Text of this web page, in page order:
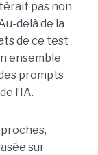
pas non
delà de la
de ce test
ensemble
prompts
l’IA.
sur